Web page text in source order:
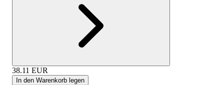
38.11 EUR
In den Warenkorb legen